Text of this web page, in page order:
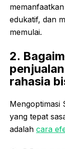
edukatif, dan
memulai.
2.
rahasia
Mengoptimasi
yang tepat
adalah cara